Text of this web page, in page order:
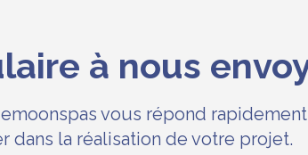
à nous
vous répond
dans la réalisation de votre projet.